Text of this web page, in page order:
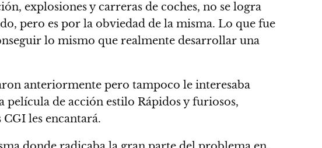
explosiones y carreras de coches, no se logra
pero es por la obviedad de la misma. Lo que fue
lo mismo que realmente desarrollar una
anteriormente pero tampoco le interesaba
película de acción estilo Rápidos y furiosos,
les encantará.